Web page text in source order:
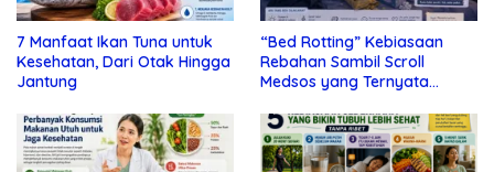
7 Manfaat Ikan Tuna untuk
Kesehatan, Dari Otak Hingga
Jantung
“Bed Rotting” Kebiasaan
Rebahan Sambil Scroll
Medsos yang Ternyata